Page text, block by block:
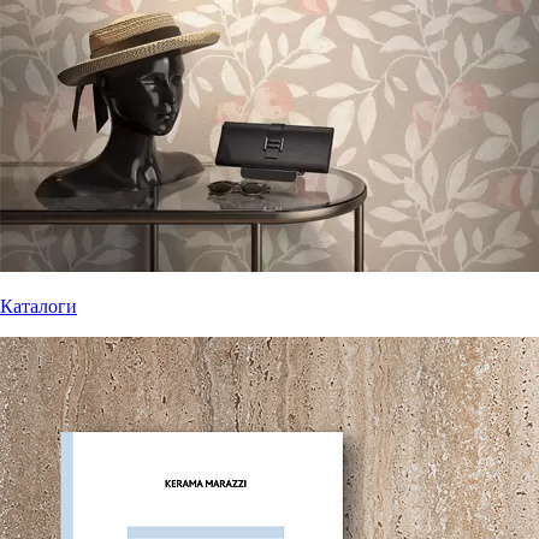
Каталоги